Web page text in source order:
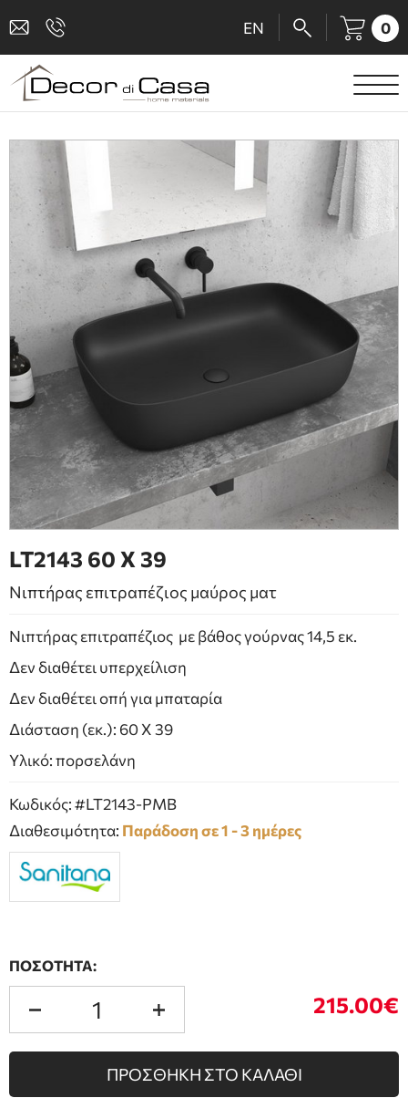
EN 0
ΕΙΔΗ ΥΓΙΕΙΝΗΣ
ΜΠΑΤΑΡΙΕΣ
ΠΛΑΚΑΚΙΑ
ΚΑΜΠΙΝΕΣ
ΑΞΕΣΟΥΑΡ ΜΠΑΝΙΟΥ
ΚΟΥΖΙΝΑ
ΑΜΕΑ
ΕΠΙΠΛΑ ΜΠΑΝΙΟΥ
ΠΟΡΤΕΣ
ΤΖΑΚΙ
LT2143 60 Χ 39
Νιπτήρας επιτραπέζιος μαύρος ματ
Νιπτήρας επιτραπέζιος με βάθος γούρνας 14,5 εκ.
Δεν διαθέτει υπερχείλιση
Δεν διαθέτει οπή για μπαταρία
Διάσταση (εκ.): 60 Χ 39
Υλικό: πορσελάνη
Κωδικός: #LT2143-PMB
Διαθεσιμότητα: Παράδοση σε 1 - 3 ημέρες
ΠΟΣΟΤΗΤΑ:
215.00€
ΠΡΟΣΘΗΚΗ ΣΤΟ ΚΑΛΑΘΙ